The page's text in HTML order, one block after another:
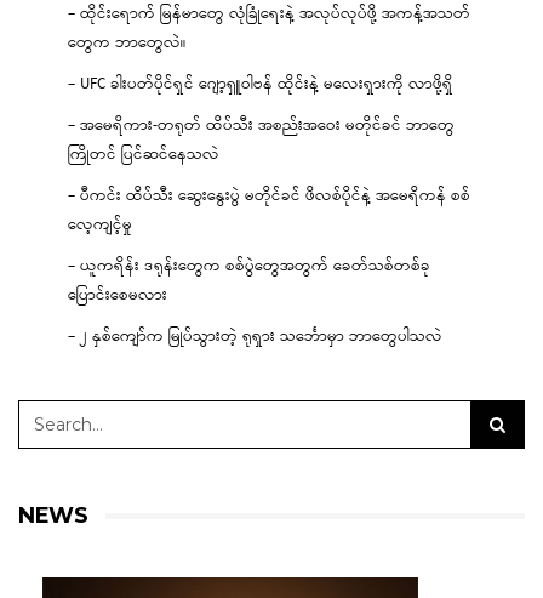
– ထိုင်းရောက် မြန်မာတွေ လုံခြုံရေးနဲ့ အလုပ်လုပ်ဖို့ အကန့်အသတ်
တွေက ဘာတွေလဲ။
– UFC ခါးပတ်ပိုင်ရှင် ဂျော့ရှူဝါဗန် ထိုင်းနဲ့ မလေးရှားကို လာဖို့ရှိ
– အမေရိကား-တရုတ် ထိပ်သီး အစည်းအဝေး မတိုင်ခင် ဘာတွေ
ကြိုတင် ပြင်ဆင်နေသလဲ
– ပီကင်း ထိပ်သီး ဆွေးနွေးပွဲ မတိုင်ခင် ဖိလစ်ပိုင်နဲ့ အမေရိကန် စစ်
လေ့ကျင့်မှု
– ယူကရိန်း ဒရုန်းတွေက စစ်ပွဲတွေအတွက် ခေတ်သစ်တစ်ခု
ပြောင်းစေမလား
– ၂ နှစ်ကျော်က မြုပ်သွားတဲ့ ရုရှား သင်္ဘောမှာ ဘာတွေပါသလဲ
NEWS